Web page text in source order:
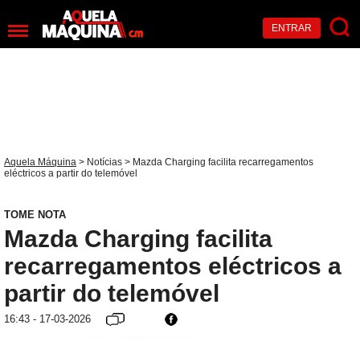
ENTRAR
Aquela Máquina > Notícias > Mazda Charging facilita recarregamentos
eléctricos a partir do telemóvel
TOME NOTA
Mazda Charging facilita
recarregamentos eléctricos a
partir do telemóvel
16:43 - 17-03-2026